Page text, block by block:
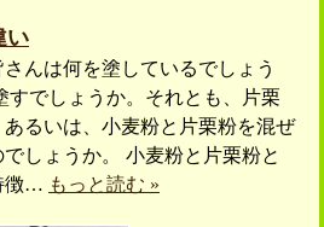
い
んは何を塗しているでしょう
すでしょうか。それとも、片栗
るいは、小麦粉と片栗粉を混ぜ
しょうか。 小麦粉と片栗粉と
徴… もっと読む »